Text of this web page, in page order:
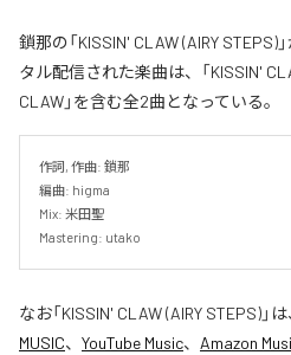
鎖那の「KISSIN' CLAW (AIRY
タル配信された楽曲は、「KISSIN'
CLAW」を含む全2曲となっている。
作詞, 作曲: 鎖那
編曲: higma
Mix: 米田聖
Mastering: utako
なお「KISSIN' CLAW (AIRY STEPS)」は
MUSIC、 YouTube Music、 Amazon